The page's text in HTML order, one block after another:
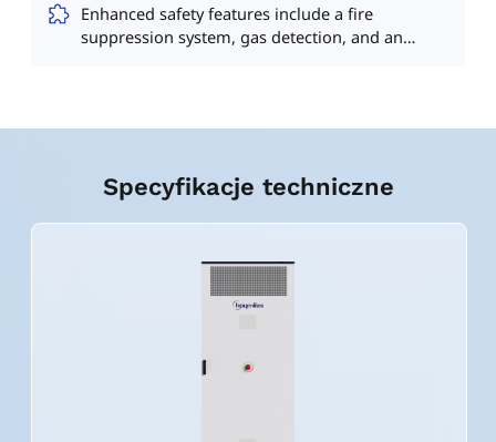
Enhanced safety features include a fire
suppression system, gas detection, and an
Specyfikacje techniczne